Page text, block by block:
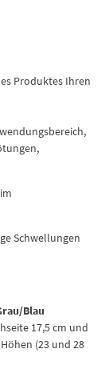
Produktes Ihren
Schwellungen
Blau
17,5 cm und
(23 und 28